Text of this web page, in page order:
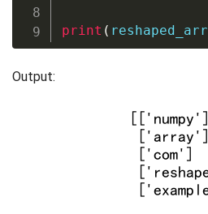
print ( reshaped_arr
Output: